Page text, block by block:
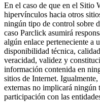
En el caso de que en el Sitio
hipervínculos hacia otros
ningún tipo de control sobre
caso Parclick asumirá
algún enlace perteneciente a
disponibilidad técnica,
veracidad, validez y
información contenida en
sitios de Internet.
externas no implicará ningún
participación con las